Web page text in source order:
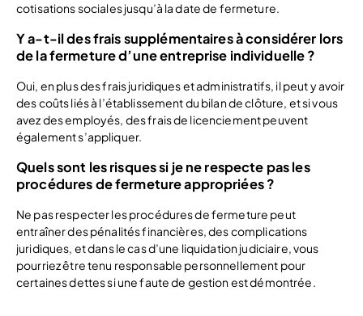
cotisations sociales jusqu’à la date de fermeture.
Y a-t-il des frais supplémentaires à considérer lors
de la fermeture d’une entreprise individuelle ?
Oui, en plus des frais juridiques et administratifs, il peut y avoir
des coûts liés à l’établissement du bilan de clôture, et si vous
avez des employés, des frais de licenciement peuvent
également s’appliquer.
Quels sont les risques si je ne respecte pas les
procédures de fermeture appropriées ?
Ne pas respecter les procédures de fermeture peut
entraîner des pénalités financières, des complications
juridiques, et dans le cas d’une liquidation judiciaire, vous
pourriez être tenu responsable personnellement pour
certaines dettes si une faute de gestion est démontrée.